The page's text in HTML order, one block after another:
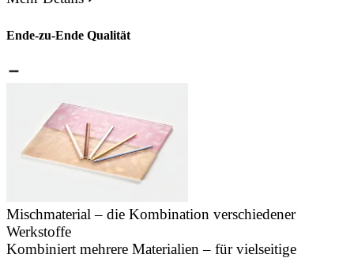
Ende-zu-Ende Qualität
Mischmaterial – die Kombination verschiedener
Werkstoffe
Kombiniert mehrere Materialien – für vielseitige